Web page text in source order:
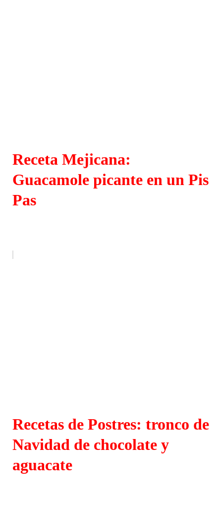
Receta Mejicana:
Guacamole picante en un Pis
Pas
Recetas de Postres: tronco de
Navidad de chocolate y
aguacate